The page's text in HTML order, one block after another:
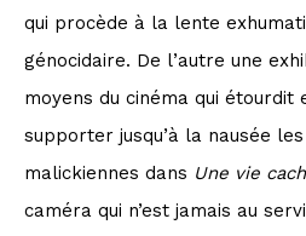
qui procède à la lente
génocidaire. De l’autre une
moyens du cinéma qui étourdit
supporter jusqu’à la nausée
malickiennes dans Une vie
caméra qui n’est jamais au